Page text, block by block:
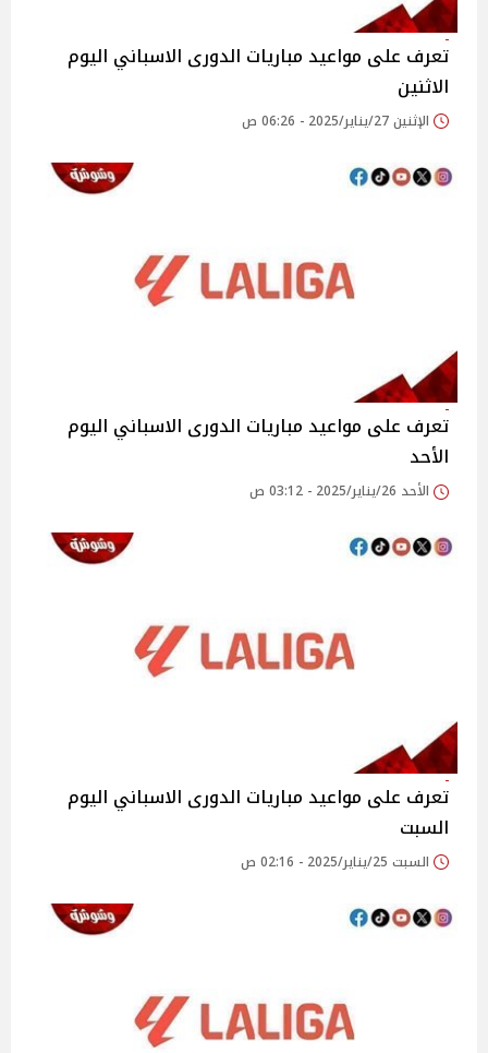
تعرف على مواعيد مباريات الدورى الاسباني اليوم
الاثنين
الإثنين 27/يناير/2025 - 06:26 ص
تعرف على مواعيد مباريات الدورى الاسباني اليوم
الأحد
الأحد 26/يناير/2025 - 03:12 ص
تعرف على مواعيد مباريات الدورى الاسباني اليوم
السبت
السبت 25/يناير/2025 - 02:16 ص